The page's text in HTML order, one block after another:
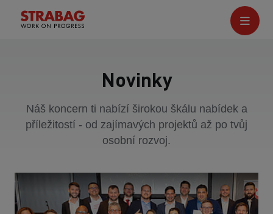
Novinky
Náš koncern ti nabízí širokou škálu nabídek a
příležitostí - od zajímavých projektů až po tvůj
osobní rozvoj.